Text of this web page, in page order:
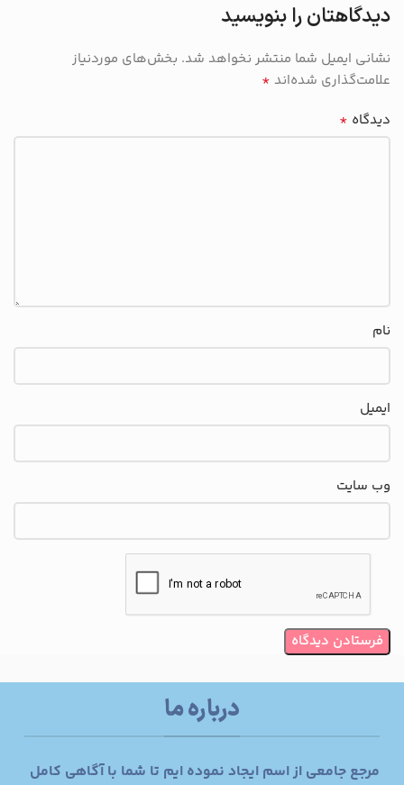
دیدگاهتان را بنویسید
نشانی ایمیل شما منتشر نخواهد شد. بخش‌های موردنیاز
علامت‌گذاری شده‌اند *
دیدگاه *
نام
ایمیل
وب‌ سایت
درباره ما
مرجع جامعی از اسم ایجاد نموده ایم تا شما با آگاهی کامل